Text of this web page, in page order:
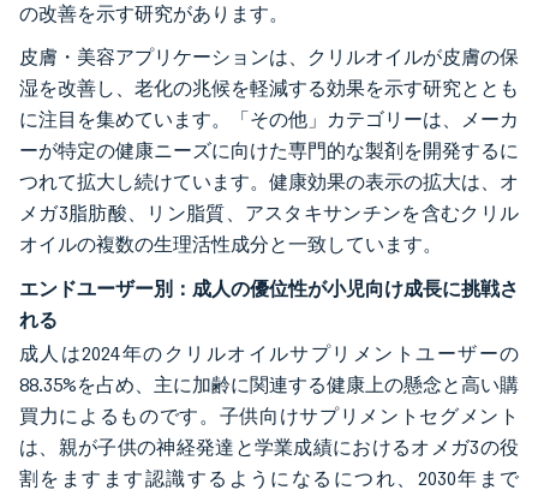
の改善を示す研究があります。
皮膚・美容アプリケーションは、クリルオイルが皮膚の保
湿を改善し、老化の兆候を軽減する効果を示す研究ととも
に注目を集めています。「その他」カテゴリーは、メーカ
ーが特定の健康ニーズに向けた専門的な製剤を開発するに
つれて拡大し続けています。健康効果の表示の拡大は、オ
メガ3脂肪酸、リン脂質、アスタキサンチンを含むクリル
オイルの複数の生理活性成分と一致しています。
エンドユーザー別：成人の優位性が小児向け成長に挑戦さ
れる
成人は2024年のクリルオイルサプリメントユーザーの
88.35%を占め、主に加齢に関連する健康上の懸念と高い購
買力によるものです。子供向けサプリメントセグメント
は、親が子供の神経発達と学業成績におけるオメガ3の役
割をますます認識するようになるにつれ、2030年まで